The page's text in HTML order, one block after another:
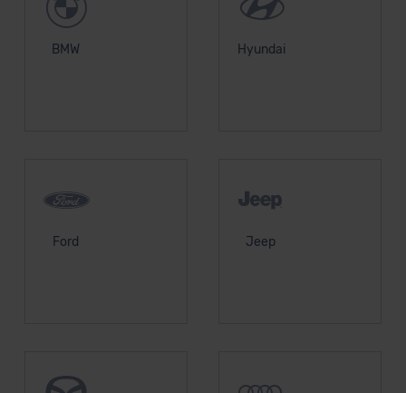
BMW Hyundai
Ford Jeep